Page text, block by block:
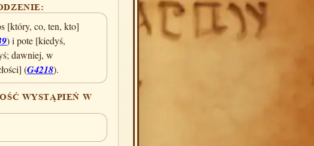
[który, co, ten, kto]
) i pote [kiedyś,
dawniej, w
(G4218).
WYSTĄPIEŃ W